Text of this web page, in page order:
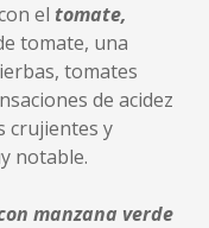
el tomate,
tomate, una
tomates
de acidez
crujientes y
notable.
manzana verde